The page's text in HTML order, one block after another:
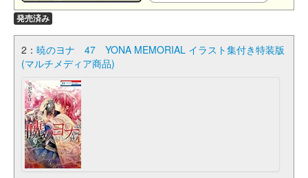
発売済み
2： 暁のヨナ 47 YONA MEMORIAL イラスト集付き特装版
(マルチメディア商品)